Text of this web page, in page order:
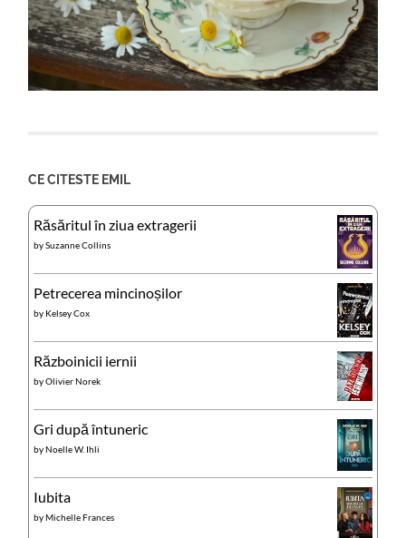
CE CITESTE EMIL
Răsăritul în ziua extragerii
bySuzanne Collins
Petrecerea mincinoșilor
by Kelsey Cox
Războinicii iernii
byOlivier Norek
Gri după întuneric
byNoelle W. Ihli
Iubita
byMichelle Frances